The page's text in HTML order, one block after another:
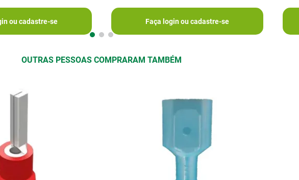
ou cadastre-se Faça login ou cadastre-se
OUTRAS PESSOAS COMPRARAM TAMBÉM